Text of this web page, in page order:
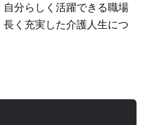
分らしく活躍できる職場
く充実した介護人生につ